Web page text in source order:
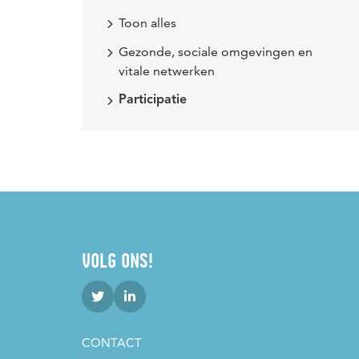
Toon alles
Gezonde, sociale omgevingen en
vitale netwerken
Participatie
VOLG ONS!
CONTACT